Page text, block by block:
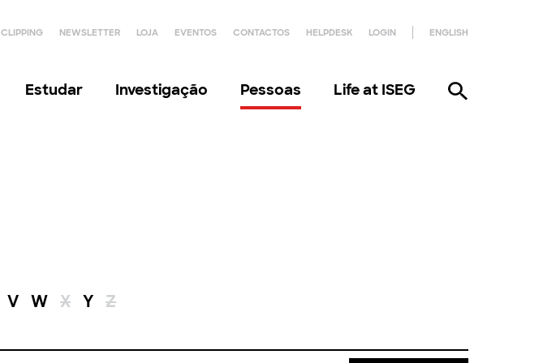
CLIPPING NEWSLETTER LOJA EVENTOS CONTACTOS HELPDESK LOGIN ENGLISH
Estudar Investigação Pessoas Life at ISEG
V W X Y Z